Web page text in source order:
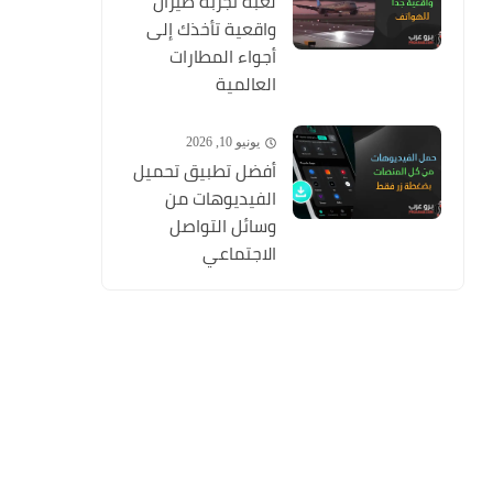
واقعية تأخذك إلى
أجواء المطارات
العالمية
يونيو 10, 2026
أفضل تطبيق تحميل
الفيديوهات من
وسائل التواصل
الاجتماعي